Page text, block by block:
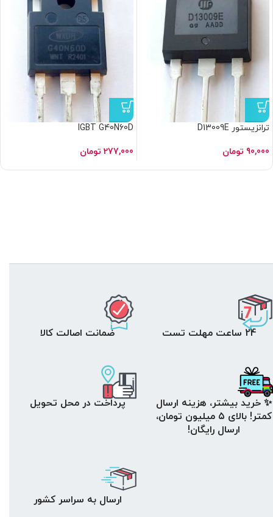
ترانزیستور D13009E
90,000 تومان
IGBT G40N60D
277,000 تومان
ضمانت اصالت کالا 24 ساعت مهلت تست
پرداخت در محل تحویل
✨ خرید بیشتر، هزینه ارسال
کمتر! بالای ۵ میلیون تومان،
ارسال رایگان!
ارسال به سراسر کشور